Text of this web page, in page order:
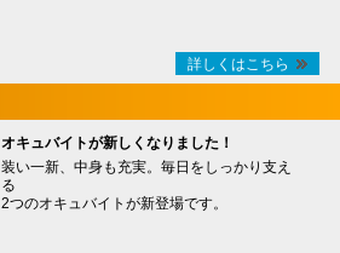
詳しくはこちら
オキュバイトが新しくなりました！
装い一新、中身も充実。毎日をしっかり支え
る
2つのオキュバイトが新登場です。